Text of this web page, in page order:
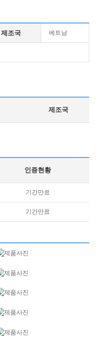
제조국 베트남
제조국
인증현황
기간만료
기간만료